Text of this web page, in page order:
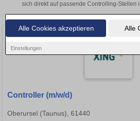
Alle Cookies akzeptieren Alle
Einstellungen
sich direkt auf passende Controlling-Stellen
Controller (m/w/d)
Oberursel (Taunus), 61440